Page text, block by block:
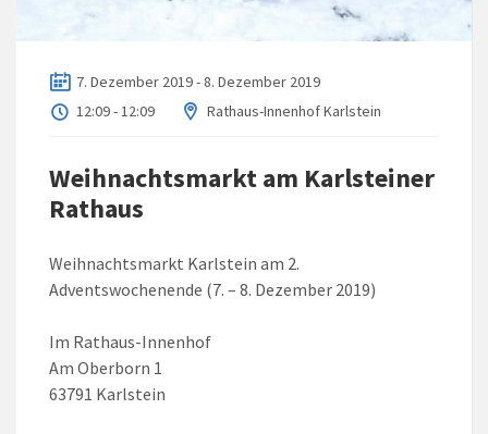
7. Dezember 2019 - 8. Dezember 2019
12:09 - 12:09
Rathaus-Innenhof Karlstein
Weihnachtsmarkt am Karlsteiner
Rathaus
Weihnachtsmarkt Karlstein am 2.
Adventswochenende (7. – 8. Dezember 2019)
Im Rathaus-Innenhof
Am Oberborn 1
63791 Karlstein